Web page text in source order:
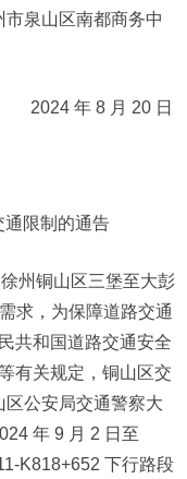
泉山区南都商务中
2024 年 8 月 20 日
通限制的通告
州铜山区三堡至大彭
求，为保障道路交通
共和国道路交通安全
有关规定，铜山区交
公安局交通警察大
年 9 月 2 日至
K818+652 下行路段